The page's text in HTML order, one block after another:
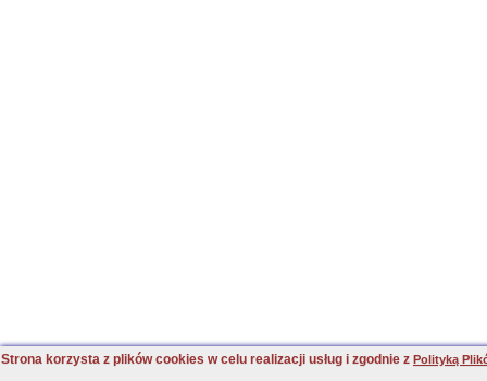
Strona korzysta z plików cookies w celu realizacji usług i zgodnie z Polityką